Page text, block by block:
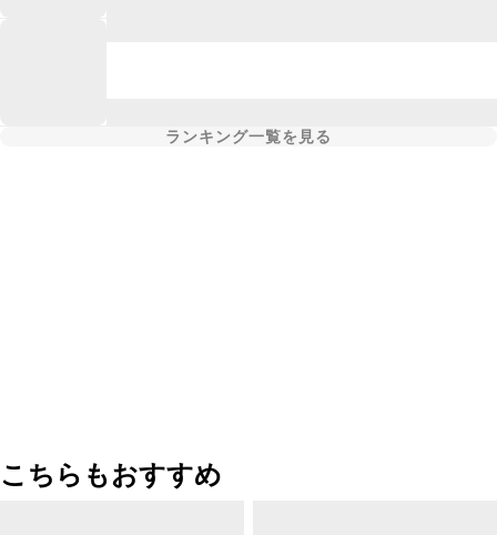
ランキング一覧を見る
こちらもおすすめ